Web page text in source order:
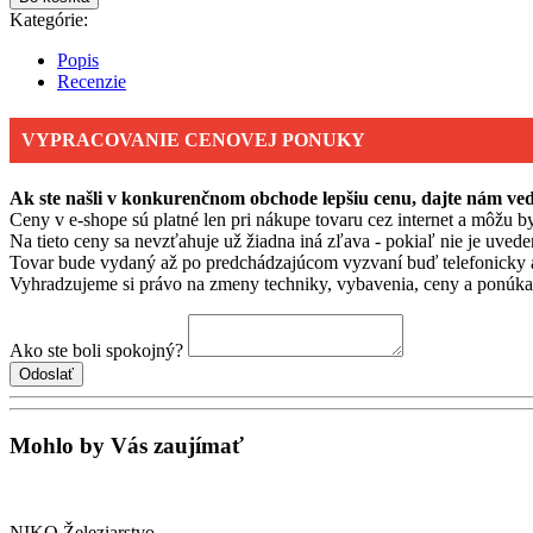
Kategórie:
Popis
Recenzie
VYPRACOVANIE CENOVEJ PONUKY
Ak ste našli v konkurenčnom obchode lepšiu cenu, dajte nám
Ceny v e-shope sú platné len pri nákupe tovaru cez internet a môžu
Na tieto ceny sa nevzťahuje už žiadna iná zľava - pokiaľ nie je
Tovar bude vydaný až po predchádzajúcom vyzvaní buď telefonicky
Vyhradzujeme si právo na zmeny techniky, vybavenia, ceny a
Ako ste boli spokojný?
Mohlo by Vás zaujímať